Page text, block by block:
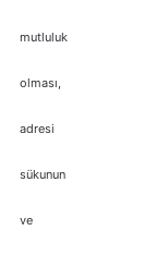
mutluluk
olması,
adresi
sükunun
ve